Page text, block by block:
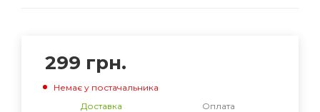
299 грн.
Немає у постачальника
Доставка
Оплата